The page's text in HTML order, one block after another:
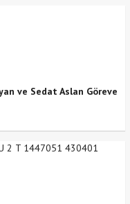
ve Sedat Aslan Göreve